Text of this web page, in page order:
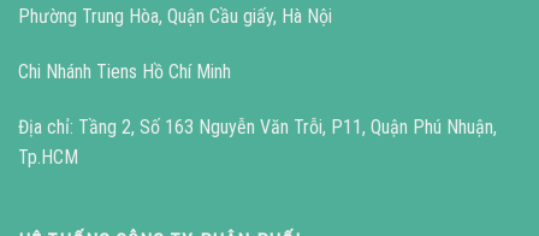
Phường Trung Hòa, Quận Cầu giấy, Hà Nội
Chi Nhánh Tiens Hồ Chí Minh
Địa chỉ: Tầng 2, Số 163 Nguyễn Văn Trỗi, P11, Quận Phú Nhuận,
Tp.HCM